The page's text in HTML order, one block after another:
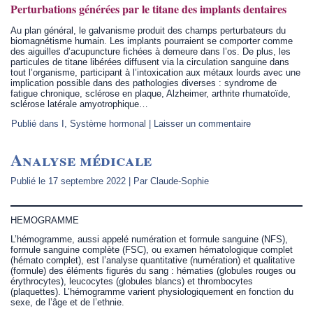
Perturbations générées par le titane des implants dentaires
Au plan général, le galvanisme produit des champs perturbateurs du
biomagnétisme humain. Les implants pourraient se comporter comme
des aiguilles d’acupuncture fichées à demeure dans l’os. De plus, les
particules de titane libérées diffusent via la circulation sanguine dans
tout l’organisme, participant à l’intoxication aux métaux lourds avec une
implication possible dans des pathologies diverses : syndrome de
fatigue chronique, sclérose en plaque, Alzheimer, arthrite rhumatoïde,
sclérose latérale amyotrophique…
Publié dans
,Système hormonal Laisser un commentaire
Analyse médicale
Publié le 17 septembre 2022 Par Claude-Sophie
HEMOGRAMME
L’hémogramme, aussi appelé numération et formule sanguine (NFS),
formule sanguine complète (FSC), ou examen hématologique complet
(hémato complet), est l’analyse quantitative (numération) et qualitative
(formule) des éléments figurés du sang : hématies (globules rouges ou
érythrocytes), leucocytes (globules blancs) et thrombocytes
(plaquettes). L’hémogramme varient physiologiquement en fonction du
sexe, de l’âge et de l’ethnie.